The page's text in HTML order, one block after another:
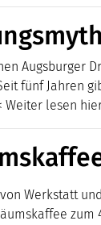
Augsburger
fünf Jahren
Weiter lesen
Werkstatt